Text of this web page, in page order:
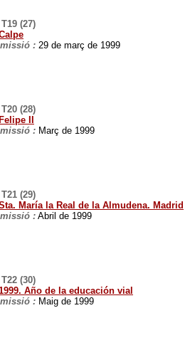
(27)
: 29 de març de 1999
(28)
Felipe II
: Març de 1999
(29)
María la Real de la Almudena. Madrid
:Abril de 1999
(30)
Año de la educación vial
: Maig de 1999